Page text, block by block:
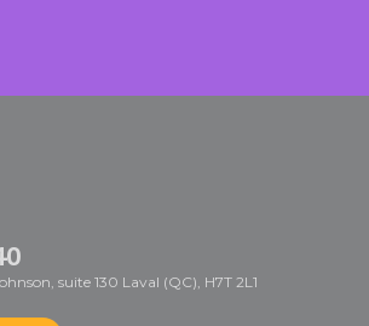
suite 130 Laval (QC), H7T 2L1